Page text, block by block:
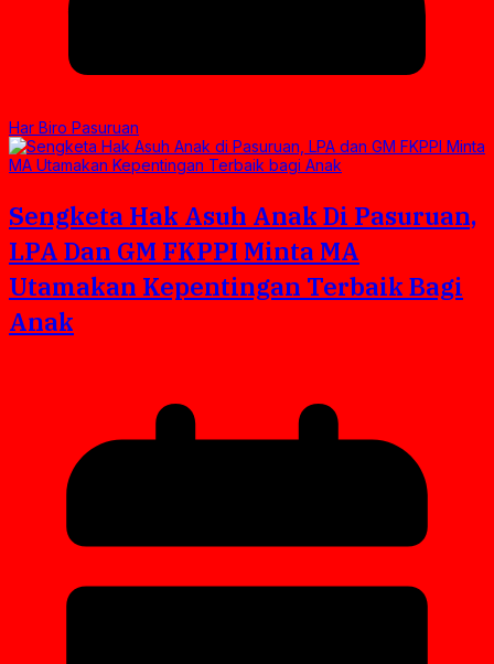
Har Biro Pasuruan
Sengketa Hak Asuh Anak Di Pasuruan,
LPA Dan GM FKPPI Minta MA
Utamakan Kepentingan Terbaik Bagi
Anak